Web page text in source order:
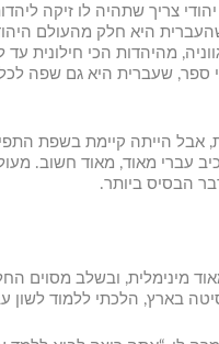
צריך שתהיה לו זיקה
היא חלק מהעולם
מהיהדות הכי חילונית עד
ספר, שעברית היא גם שפה לכל
אבל הייתה קיימת בשפת
עברי מאוד, מאוד חשוב.
הבסיס ביותר.
מינימלית, ובשלב מסוים